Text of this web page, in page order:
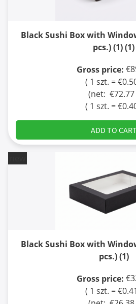
Black Sushi Box with
pcs.) (1) (1)
Gross price:
( 1 szt. =
(net: €72.77
( 1 szt. =
ADD TO
Black Sushi Box with
pcs.) (1)
Gross price:
( 1 szt. =